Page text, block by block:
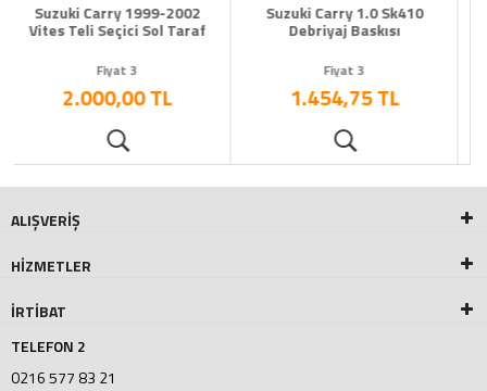
Suzuki Carry 1.0 Sk410
Debriyaj Baskısı
Fiyat 3
1.454,75 TL
VOLANT DİŞLİSİ SUZUKİ
CARRY 90-97
Fiyat 3
1.520,88 TL
ALIŞVERİŞ
HİZMETLER
İRTİBAT
TELEFON 2
0216 577 83 21